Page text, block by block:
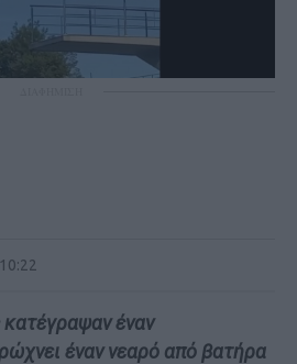
έναν
έναν νεαρό από βατήρα